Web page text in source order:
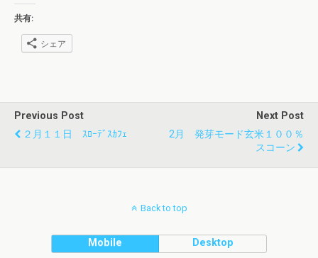
共有:
シェア
Previous Post
２月１１日 ｽﾛｰﾃﾞｽｶﾌｪ
Next Post
2月 発芽モード玄米１００％
スコーン
Back to top
Mobile Desktop